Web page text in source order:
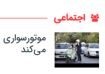
اجتماعی
می‌کند